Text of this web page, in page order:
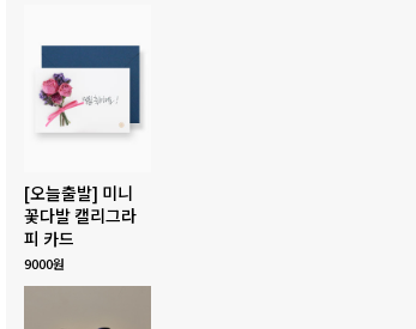
[오늘출발] 미니
꽃다발 캘리그라
피 카드
9000원